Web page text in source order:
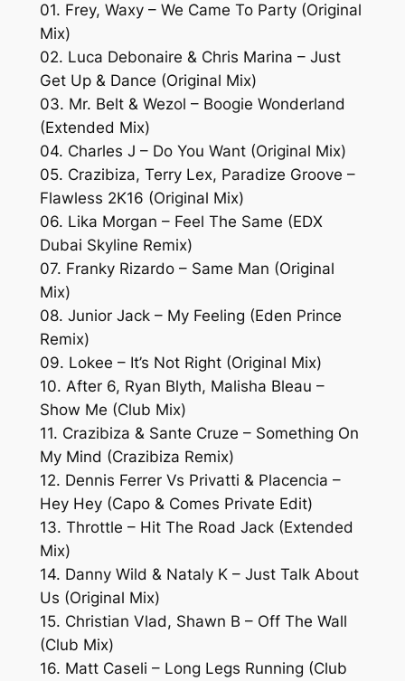
01. Frey, Waxy – We Came To Party (Original
Mix)
02. Luca Debonaire & Chris Marina – Just
Get Up & Dance (Original Mix)
03. Mr. Belt & Wezol – Boogie Wonderland
(Extended Mix)
04. Charles J – Do You Want (Original Mix)
05. Crazibiza, Terry Lex, Paradize Groove –
Flawless 2K16 (Original Mix)
06. Lika Morgan – Feel The Same (EDX
Dubai Skyline Remix)
07. Franky Rizardo – Same Man (Original
Mix)
08. Junior Jack – My Feeling (Eden Prince
Remix)
09. Lokee – It’s Not Right (Original Mix)
10. After 6, Ryan Blyth, Malisha Bleau –
Show Me (Club Mix)
11. Crazibiza & Sante Cruze – Something On
My Mind (Crazibiza Remix)
12. Dennis Ferrer Vs Privatti & Placencia –
Hey Hey (Capo & Comes Private Edit)
13. Throttle – Hit The Road Jack (Extended
Mix)
14. Danny Wild & Nataly K – Just Talk About
Us (Original Mix)
15. Christian Vlad, Shawn B – Off The Wall
(Club Mix)
16. Matt Caseli – Long Legs Running (Club